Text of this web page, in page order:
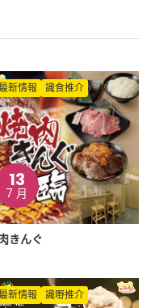
13
7 月
新情報 識食推介
きんぐ
新情報 識嘢推介